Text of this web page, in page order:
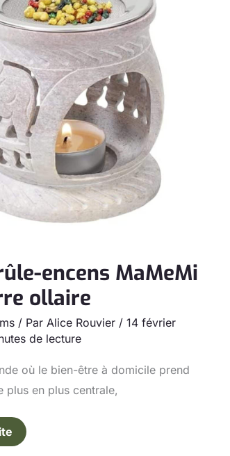
encens MaMeMi
ollaire
/ Par Alice Rouvier / 14 février
de lecture
où le bien-être à domicile prend
plus en plus centrale,